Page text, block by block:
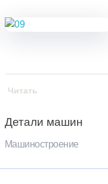
Детали машин
Машиностроение
Читать